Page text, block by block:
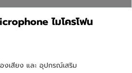
ไมโครโฟน
งเสียง และ อุปกรณ์เสริม